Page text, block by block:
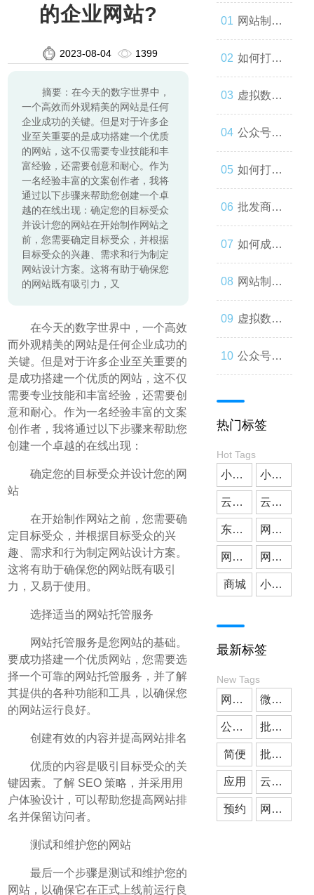
的企业网站?
2023-08-04 1399
摘要：在今天的数字世界中，
一个高效而外观精美的网站是任何
企业成功的关键。但是对于许多企
业至关重要的是成功搭建一个优质
的网站，这不仅需要专业技能和丰
富经验，还需要创意和耐心。作为
一名经验丰富的文案创作者，我将
通过以下步骤来帮助您创建一个卓
越的在线出现：确定您的目标受众
并设计您的网站在开始制作网站之
前，您需要确定目标受众，并根据
目标受众的兴趣、需求和行为制定
网站设计方案。这将有助于确保您
的网站既有吸引力，又
在今天的数字世界中，一个高效
而外观精美的网站是任何企业成功的
关键。但是对于许多企业至关重要的
是成功搭建一个优质的网站，这不仅
需要专业技能和丰富经验，还需要创
意和耐心。作为一名经验丰富的文案
创作者，我将通过以下步骤来帮助您
创建一个卓越的在线出现：
确定您的目标受众并设计您的网
站
在开始制作网站之前，您需要确
定目标受众，并根据目标受众的兴
趣、需求和行为制定网站设计方案。
这将有助于确保您的网站既有吸引
力，又易于使用。
选择适当的网站托管服务
网站托管服务是您网站的基础。
要成功搭建一个优质网站，您需要选
择一个可靠的网站托管服务，并了解
其提供的各种功能和工具，以确保您
的网站运行良好。
创建有效的内容并提高网站排名
优质的内容是吸引目标受众的关
键因素。了解 SEO 策略，并采用用
户体验设计，可以帮助您提高网站排
名并保留访问者。
测试和维护您的网站
最后一个步骤是测试和维护您的
网站，以确保它在正式上线前运行良
网站制
作：让你
的品牌与
世界联系
起来
如何打造
一款高效
的网站
虚拟数字
人：技术
与人类事
务的交错
公众号开
发：如何
让你的公
众号成为
人们心中
的第一选
择
如何打造
一个优秀
的分销商
城？
批发商
城：为什
么您应该
考虑加
入？
如何成为
微信小程
序开发高
手？
网站制作
流程与技
巧
虚拟数字
人：从奇
现实
公众号开
一款受欢
迎的社交
媒体应用
热门标签
Hot Tags
小微公司 小程序开发
云派网络 云派小程序开发
东莞小程序开发 网站建设
网站搭建 网站开发
商城 小程序商城
最新标签
New Tags
网站开发 微信小程序开发
公众号开发 批发小程序商城
简便 批发小程序
应用 云派网络
预约 网站建设